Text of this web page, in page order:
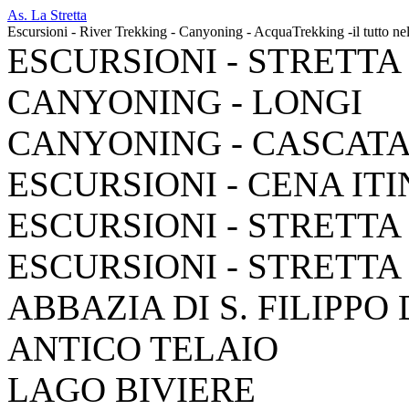
As. La Stretta
Escursioni - River Trekking - Canyoning - AcquaTrekking -il tutto
ESCURSIONI -
CANYONING - LONGI
CANYONING -
ESCURSIONI - CENA
ESCURSIONI -
ESCURSIONI -
ABBAZIA DI S. FILIPPO
ANTICO TELAIO
LAGO BIVIERE